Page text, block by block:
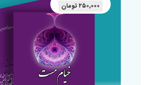
۲۵۰,۰۰۰ تومان